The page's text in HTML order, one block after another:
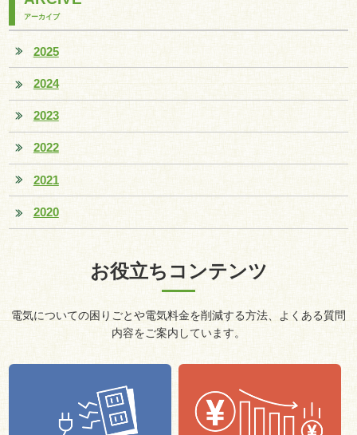
アーカイブ
2025
2024
2023
2022
2021
2020
お役立ちコンテンツ
電気についての困りごとや電気料金を削減する方法、よくある質問
内容をご案内しています。